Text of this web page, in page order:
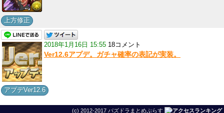
上方修正
2018年1月16日 15:55 18コメント
Ver12.6アプデ。ガチャ確率の表記が実装。
アプデVer12.6
(c) 2012-2017 パズドラまとめぷらす